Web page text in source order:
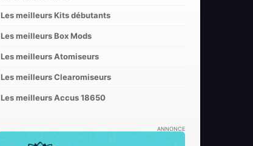
Les meilleurs Kits débutants
Les meilleurs Box Mods
Les meilleurs Atomiseurs
Les meilleurs Clearomiseurs
Les meilleurs Accus 18650
ANNONCE